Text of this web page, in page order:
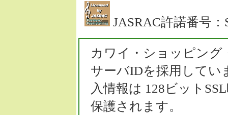
JASRAC許諾番号：
カワイ・ショッピン
サーバIDを採用してい
入情報は 128ビット
保護されます。